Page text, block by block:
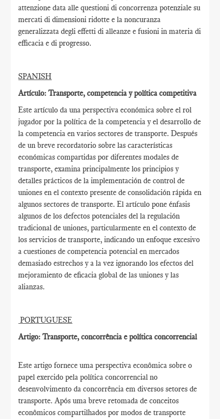
attenzione data alle questioni di concorrenza potenziale su
mercati di dimensioni ridotte e la noncuranza
generalizzata degli effetti di alleanze e fusioni in materia di
efficacia e di progresso.
SPANISH
Artículo: Transporte, competencia y política competitiva
Este artículo da una perspectiva económica sobre el rol
jugador por la política de la competencia y el desarrollo de
la competencia en varios sectores de transporte. Después
de un breve recordatorio sobre las características
económicas compartidas por diferentes modales de
transporte, examina principalmente los principios y
detalles prácticos de la implementación de control de
uniones en el contexto presente de consolidación rápida en
algunos sectores de transporte. El artículo pone énfasis
algunos de los defectos potenciales del la regulación
tradicional de uniones, particularmente en el contexto de
los servicios de transporte, indicando un enfoque excesivo
a cuestiones de competencia potencial en mercados
demasiado estrechos y a la vez ignorando los efectos del
mejoramiento de eficacia global de las uniones y las
alianzas.
PORTUGUESE
Artigo: Transporte, concorrência e política concorrencial
Este artigo fornece uma perspectiva econômica sobre o
papel exercido pela política concorrencial no
desenvolvimento da concorrência em diversos setores de
transporte. Após uma breve retomada de conceitos
econômicos compartilhados por modos de transporte